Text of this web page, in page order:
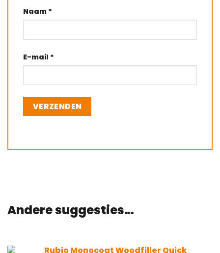
Naam *
E-mail *
Andere suggesties…
Rubio Monocoat Woodfiller Quick